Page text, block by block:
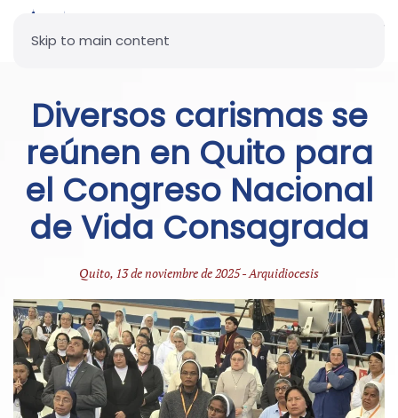
Skip to main content
Diversos carismas se
reúnen en Quito para
el Congreso Nacional
de Vida Consagrada
Quito, 13 de noviembre de 2025 - Arquidiocesis